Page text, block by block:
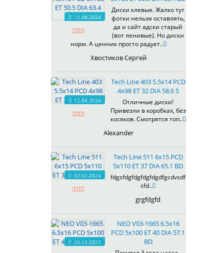
607
614
622
624
625
626
628
629
633
634
635
641
642
15.08.2024
Диски клевые. Жалко тут
фотки нельзя оставлять,
да и сайт адски старый
(вот ленивые). Но диски
норм. А ценник просто радует..
Хвостиков Сергей
12.04.2024
Tech Line 403 5.5x14 PCD
4x98 ET 32 DIA 58.6 S
Отличные диски!
Привезли в коробках, без
косяков. Смотрятся топ..
Alexander
03.02.2024
Tech Line 511 6x15 PCD
5x110 ET 37 DIA 65.1 BD
fdgsfdgfdgfdgfdgdfgcdvsdf
sfd..
grgfdgfd
20.12.2023
NEO V03-1665 6.5x16
PCD 5x100 ET 40 DIA 57.1
BD